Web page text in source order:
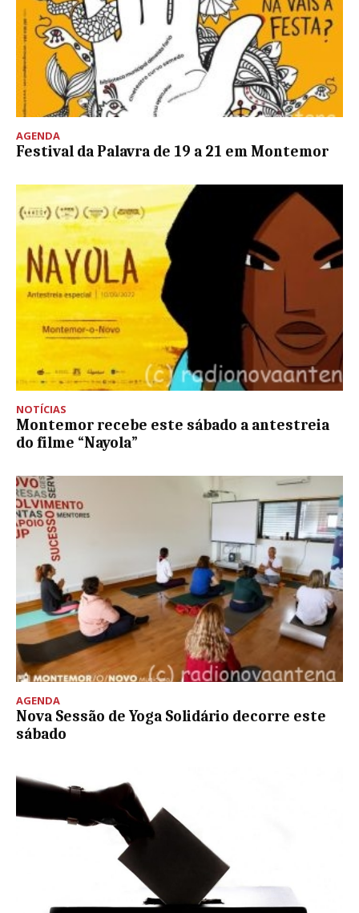
AGENDA
Festival da Palavra de 19 a 21 em Montemor
NOTÍCIAS
Montemor recebe este sábado a antestreia
do filme “Nayola”
AGENDA
Nova Sessão de Yoga Solidário decorre este
sábado